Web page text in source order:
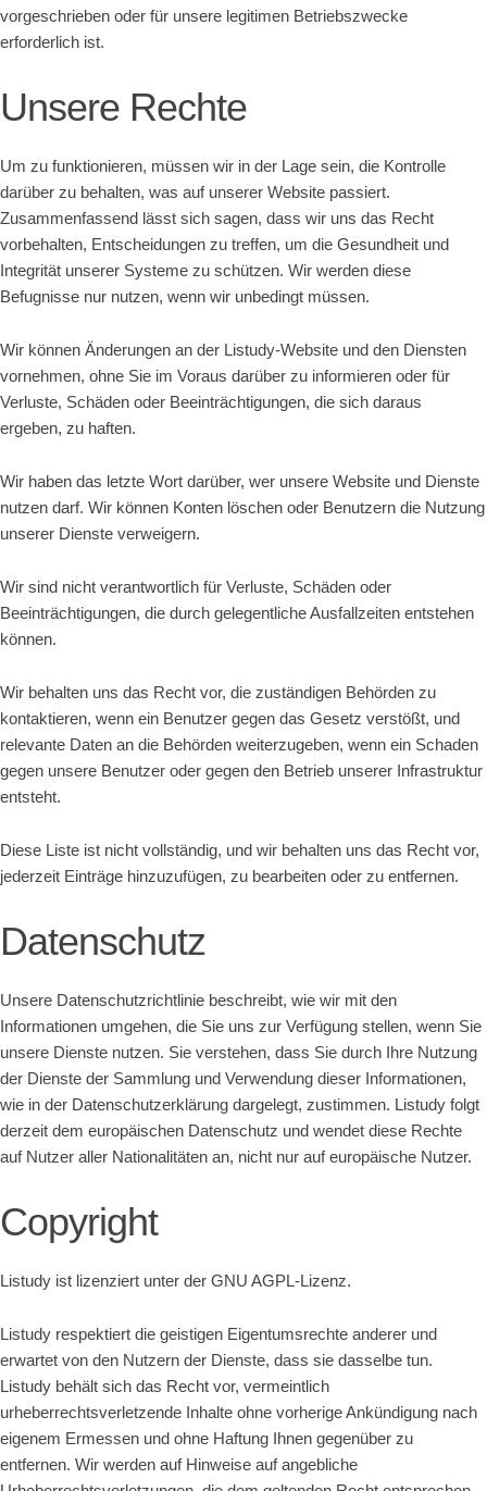
vorgeschrieben oder für unsere legitimen Betriebszwecke
erforderlich ist.
Unsere Rechte
Um zu funktionieren, müssen wir in der Lage sein, die Kontrolle
darüber zu behalten, was auf unserer Website passiert.
Zusammenfassend lässt sich sagen, dass wir uns das Recht
vorbehalten, Entscheidungen zu treffen, um die Gesundheit und
Integrität unserer Systeme zu schützen. Wir werden diese
Befugnisse nur nutzen, wenn wir unbedingt müssen.
Wir können Änderungen an der Listudy-Website und den Diensten
vornehmen, ohne Sie im Voraus darüber zu informieren oder für
Verluste, Schäden oder Beeinträchtigungen, die sich daraus
ergeben, zu haften.
Wir haben das letzte Wort darüber, wer unsere Website und Dienste
nutzen darf. Wir können Konten löschen oder Benutzern die Nutzung
unserer Dienste verweigern.
Wir sind nicht verantwortlich für Verluste, Schäden oder
Beeinträchtigungen, die durch gelegentliche Ausfallzeiten entstehen
können.
Wir behalten uns das Recht vor, die zuständigen Behörden zu
kontaktieren, wenn ein Benutzer gegen das Gesetz verstößt, und
relevante Daten an die Behörden weiterzugeben, wenn ein Schaden
gegen unsere Benutzer oder gegen den Betrieb unserer Infrastruktur
entsteht.
Diese Liste ist nicht vollständig, und wir behalten uns das Recht vor,
jederzeit Einträge hinzuzufügen, zu bearbeiten oder zu entfernen.
Datenschutz
Unsere Datenschutzrichtlinie beschreibt, wie wir mit den
Informationen umgehen, die Sie uns zur Verfügung stellen, wenn Sie
unsere Dienste nutzen. Sie verstehen, dass Sie durch Ihre Nutzung
der Dienste der Sammlung und Verwendung dieser Informationen,
wie in der Datenschutzerklärung dargelegt, zustimmen. Listudy folgt
derzeit dem europäischen Datenschutz und wendet diese Rechte
auf Nutzer aller Nationalitäten an, nicht nur auf europäische Nutzer.
Copyright
Listudy ist lizenziert unter der GNU AGPL-Lizenz.
Listudy respektiert die geistigen Eigentumsrechte anderer und
erwartet von den Nutzern der Dienste, dass sie dasselbe tun.
Listudy behält sich das Recht vor, vermeintlich
urheberrechtsverletzende Inhalte ohne vorherige Ankündigung nach
eigenem Ermessen und ohne Haftung Ihnen gegenüber zu
entfernen. Wir werden auf Hinweise auf angebliche